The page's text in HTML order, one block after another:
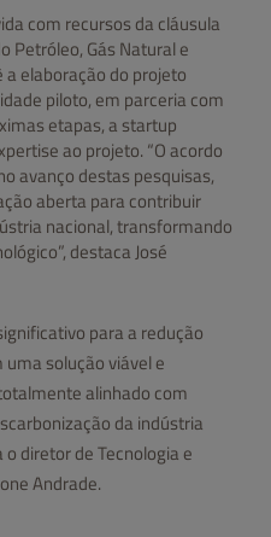
com recursos da cláusula
Petróleo, Gás Natural e
a elaboração do projeto
piloto, em parceria com
etapas, a startup
ao projeto. “O acordo
avanço destas pesquisas,
aberta para contribuir
nacional, transformando
destaca José
para a redução
uma solução viável e
alinhado com
da indústria
diretor de Tecnologia e
Andrade.